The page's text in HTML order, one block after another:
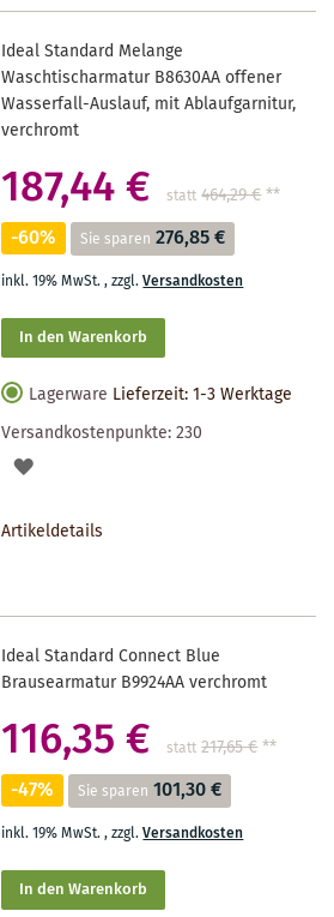
Ideal Standard Melange
Waschtischarmatur B8630AA offener
Wasserfall-Auslauf, mit Ablaufgarnitur,
verchromt
187,44 € statt 464,29 €**
-60% Sie sparen 276,85 €
inkl. 19% MwSt.,zzgl.Versandkosten
In den Warenkorb
Lagerware Lieferzeit: 1-3 Werktage
Versandkostenpunkte:230
AUF
Artikeldetails
Ideal Standard Connect Blue
Brausearmatur B9924AA verchromt
116,35 € statt 217,65 €**
-47% Sie sparen 101,30 €
inkl. 19% MwSt.,zzgl.Versandkosten
In den Warenkorb